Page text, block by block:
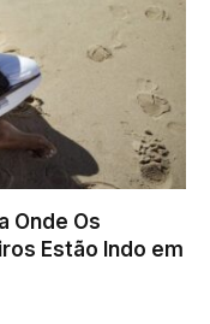
Onde Os
Estão Indo em